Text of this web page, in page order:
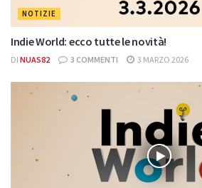
NOTIZIE
Indie World: ecco tutte le novità!
DI NUAS82 3 COMMENTI 3 MARZO 2026